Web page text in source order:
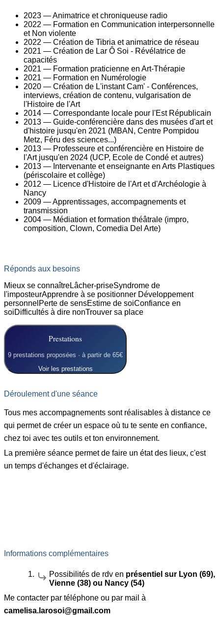
2023 — Animatrice et chroniqueuse radio
2022 — Formation en Communication interpersonnelle
et Non violente
2022 — Création de Tibria et animatrice de réseau
2021 — Création de Lar Ô Soi - Révélatrice de
capacités
2021 — Formation praticienne en Art-Thérapie
2021 — Formation en Numérologie
2020 — Création de L'instant Cam' - Conférences,
interviews, création de contenu, vulgarisation de
l'Histoire de l'Art
2014 — Correspondante locale pour l'Est Républicain
2013 — Guide-conférencière dans des musées d'art et
d'histoire jusqu'en 2021 (MBAN, Centre Pompidou
Metz, Féru des sciences...)
2013 — Professeure et conférencière en Histoire de
l'Art jusqu'en 2024 (UCP, Ecole de Condé et autres)
2013 — Intervenante et enseignante en Arts Plastiques
(périscolaire et collège)
2012 — Licence d'Histoire de l'Art et d'Archéologie à
Nancy
2009 — Apprentissages, accompagnements et
transmission
2004 — Médiation et formation théâtrale (impro,
composition, Clown, Comedia Del Arte)
Réponds aux besoins
Mieux se connaîtreLâcher-priseSyndrome de
l'imposteurApprendre à se positionner Développement
personnel Perte de sensEstime de soiConfiance en
soiDifficultés à dire nonTrouver sa place
Prestations
9 prestations proposées · à partir de 65€
Voir les prestations
Déroulement d'une séance
Tous mes accompagnements sont réalisables à distance ce
qui permet de créer un espace où tu te sente en confiance,
chez toi avec tes outils et ton environnement.
La première séance permet de faire un état des lieux, c'est
un temps d'échanges et d'éclairage.
Informations complémentaires
Possibilités de rdv en présentiel sur Lyon (69),
Vienne (38) ou Nancy (54)
Me contacter par téléphone ou par mail à
camelisa.larosoi@gmail.com